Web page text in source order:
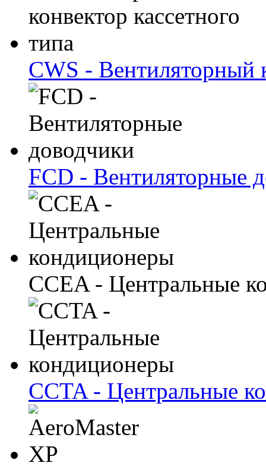
CWS - Вентиляторный
FCD - Вентиляторные
CCEA - Центральные
CCTA - Центральные